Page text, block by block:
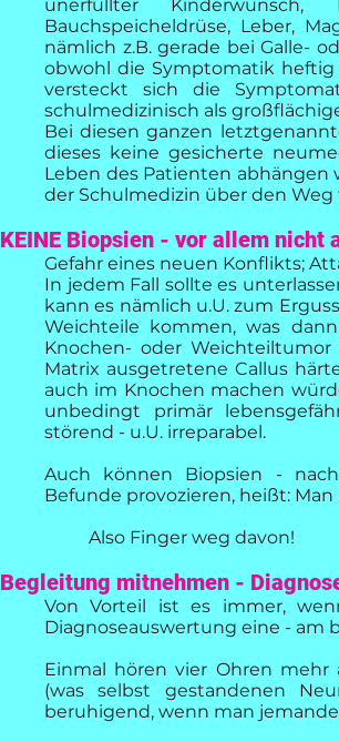
unerfüllter Kinderwunsch,
Bauchspeicheldrüse, Leber,
nämlich z.B. gerade bei Galle-
obwohl die Symptomatik
versteckt sich die
schulmedizinisch als
Bei diesen ganzen
dieses keine gesicherte
Leben des Patienten abhängen
der Schulmedizin über den Weg
KEINE Biopsien - vor allem nicht
Gefahr eines neuen Konflikts;
In jedem Fall sollte es
kann es nämlich u.U. zum
Weichteile kommen, was
Knochen- oder
Matrix ausgetretene Callus
auch im Knochen machen
unbedingt primär
störend - u.U. irreparabel.
Auch können Biopsien -
Befunde provozieren, heißt:
Also Finger weg davon!
Begleitung mitnehmen -
Von Vorteil ist es immer,
Diagnoseauswertung eine - am
Einmal hören vier Ohren
(was selbst gestandenen
beruhigend, wenn man